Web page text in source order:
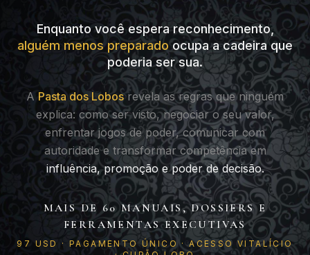
Enquanto você espera reconhecimento,
alguém menos preparadoocupa a cadeira que
poderia ser sua.
APasta dos Lobosrevela as regras que ninguém
explica: como ser visto, negociar o seu valor,
enfrentar jogos de poder, comunicar com
autoridade e transformar competência em
influência, promoção e poder de decisão.
MAIS DE 60 MANUAIS, DOSSIERS E
FERRAMENTAS EXECUTIVAS
97 USD · PAGAMENTO ÚNICO · ACESSO VITALÍCIO